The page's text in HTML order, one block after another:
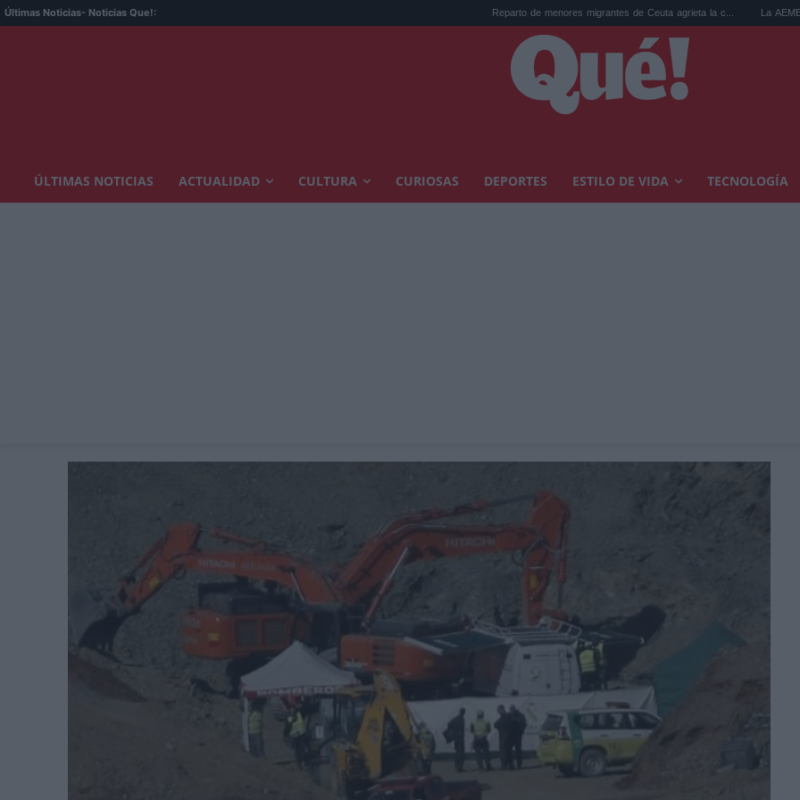
Últimas Noticias- Noticias Que!: Reparto de menores migrantes de Ceuta agrieta la c... La AEMET prepara
ÚLTIMAS NOTICIAS ACTUALIDAD CULTURA CURIOSAS DEPORTES ESTILO DE VIDA TECNOLOGÍA